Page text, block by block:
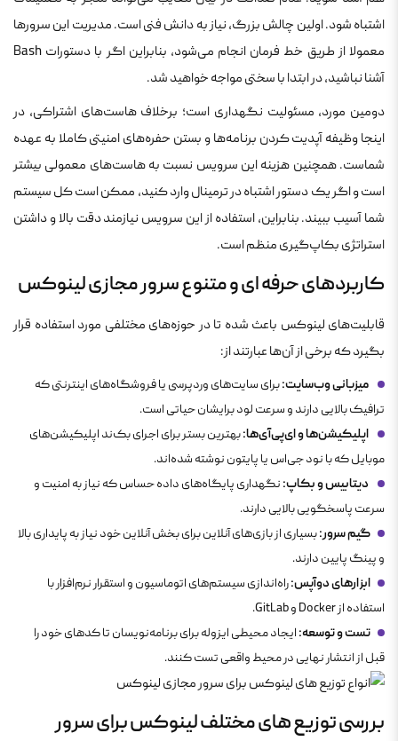
اشتباه شود. اولین چالش بزرگ، نیاز به دانش فنی است. مدیریت این سرورها
معمولا از طریق خط فرمان انجام می‌شود، بنابراین اگر با دستورات Bash
آشنا نباشید، در ابتدا با سختی مواجه خواهید شد.
دومین مورد، مسئولیت نگهداری است؛ برخلاف هاست‌های اشتراکی، در
اینجا وظیفه آپدیت کردن برنامه‌ها و بستن حفره‌های امنیتی کاملا به عهده
شماست. همچنین هزینه این سرویس نسبت به هاست‌های معمولی بیشتر
است و اگر یک دستور اشتباه در ترمینال وارد کنید، ممکن است کل سیستم
شما آسیب ببیند. بنابراین، استفاده از این سرویس نیازمند دقت بالا و داشتن
استراتژی بکاپ‌گیری منظم است.
کاربردهای حرفه ای و متنوع سرور مجازی لینوکس
قابلیت‌های لینوکس باعث شده تا در حوزه‌های مختلفی مورد استفاده قرار
بگیرد که برخی از آن‌ها عبارتند از:
میزبانی وب‌سایت:برای سایت‌های وردپرسی یا فروشگاه‌های اینترنتی که
ترافیک بالایی دارند و سرعت لود برایشان حیاتی است.
اپلیکیشن‌ها و ای‌پی‌آی‌ها:بهترین بستر برای اجرای بک‌ند اپلیکیشن‌های
موبایل که با نود جی‌اس یا پایتون نوشته شده‌اند.
دیتابیس و بکاپ:نگهداری پایگاه‌های داده حساس که نیاز به امنیت و
سرعت پاسخگویی بالایی دارند.
گیم سرور:بسیاری از بازی‌های آنلاین برای بخش آنلاین خود نیاز به پایداری بالا
و پینگ پایین دارند.
ابزارهای دوآپس:راه‌اندازی سیستم‌های اتوماسیون و استقرار نرم‌افزار با
استفاده از Docker و GitLab.
تست و توسعه:ایجاد محیطی ایزوله برای برنامه‌نویسان تا کدهای خود را
قبل از انتشار نهایی در محیط واقعی تست کنند.
بررسی توزیع های مختلف لینوکس برای سرور